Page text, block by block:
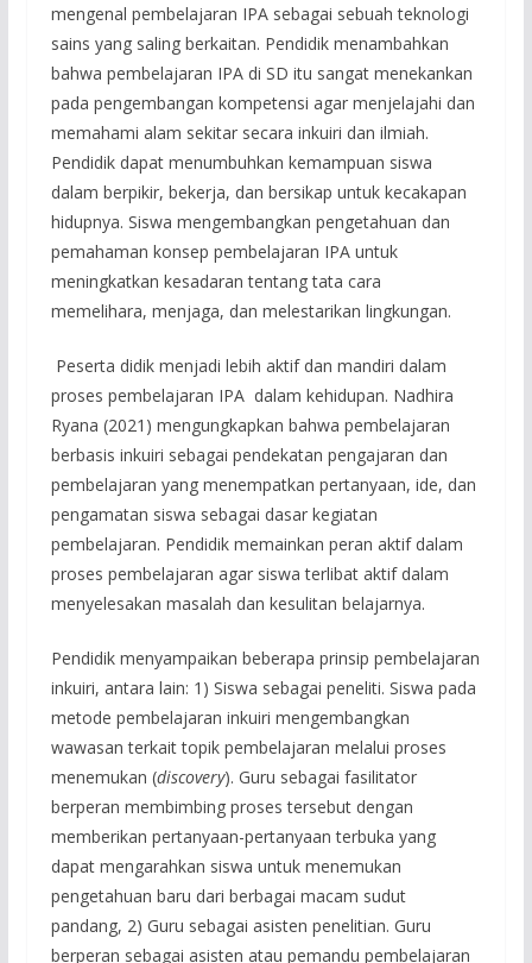
mengenal pembelajaran IPA sebagai sebuah teknologi
sains yang saling berkaitan. Pendidik menambahkan
bahwa pembelajaran IPA di SD itu sangat menekankan
pada pengembangan kompetensi agar menjelajahi dan
memahami alam sekitar secara inkuiri dan ilmiah.
Pendidik dapat menumbuhkan kemampuan siswa
dalam berpikir, bekerja, dan bersikap untuk kecakapan
hidupnya. Siswa mengembangkan pengetahuan dan
pemahaman konsep pembelajaran IPA untuk
meningkatkan kesadaran tentang tata cara
memelihara, menjaga, dan melestarikan lingkungan.
Peserta didik menjadi lebih aktif dan mandiri dalam
proses pembelajaran IPA dalam kehidupan. Nadhira
Ryana (2021) mengungkapkan bahwa pembelajaran
berbasis inkuiri sebagai pendekatan pengajaran dan
pembelajaran yang menempatkan pertanyaan, ide, dan
pengamatan siswa sebagai dasar kegiatan
pembelajaran. Pendidik memainkan peran aktif dalam
proses pembelajaran agar siswa terlibat aktif dalam
menyelesakan masalah dan kesulitan belajarnya.
Pendidik menyampaikan beberapa prinsip pembelajaran
inkuiri, antara lain: 1) Siswa sebagai peneliti. Siswa pada
metode pembelajaran inkuiri mengembangkan
wawasan terkait topik pembelajaran melalui proses
menemukan (discovery). Guru sebagai fasilitator
berperan membimbing proses tersebut dengan
memberikan pertanyaan-pertanyaan terbuka yang
dapat mengarahkan siswa untuk menemukan
pengetahuan baru dari berbagai macam sudut
pandang, 2) Guru sebagai asisten penelitian. Guru
berperan sebagai asisten atau pemandu pembelajaran